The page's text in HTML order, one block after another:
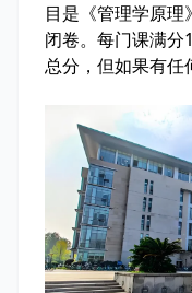
目是《管理学原
闭卷。每门课满
总分，但如果有任